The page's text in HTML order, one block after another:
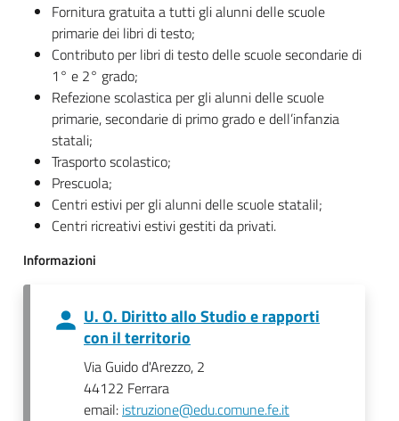
Fornitura gratuita a tutti gli alunni delle scuole
primarie dei libri di testo;
Contributo per libri di testo delle scuole secondarie di
1° e 2° grado;
Refezione scolastica per gli alunni delle scuole
primarie, secondarie di primo grado e dell’infanzia
statali;
Trasporto scolastico;
Prescuola;
Centri estivi per gli alunni delle scuole statalil;
Centri ricreativi estivi gestiti da privati.
Informazioni
U. O. Diritto allo Studio e rapporti
con il territorio
Via Guido d'Arezzo, 2
44122 Ferrara
email: istruzione@edu.comune.fe.it